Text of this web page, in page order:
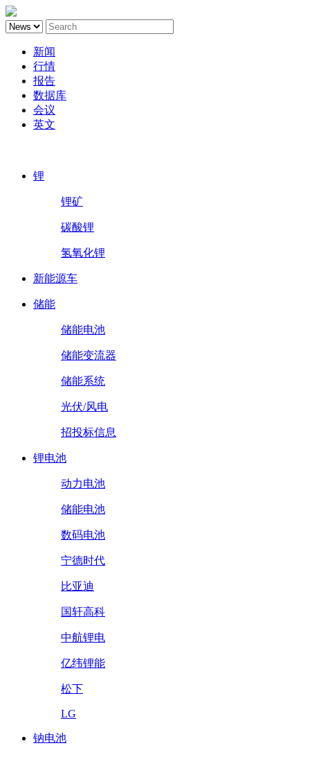
新闻
行情
报告
数据库
会议
英文
锂
锂矿
碳酸锂
氢氧化锂
新能源车
储能
储能电池
储能变流器
储能系统
光伏/风电
招投标信息
锂电池
动力电池
储能电池
数码电池
宁德时代
比亚迪
国轩高科
中航锂电
亿纬锂能
松下
LG
钠电池